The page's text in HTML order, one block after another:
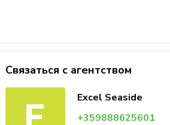
Связаться с агентством
Excel Seaside
+359888625601